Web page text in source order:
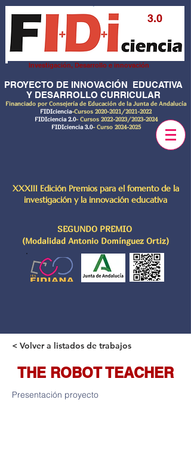
3.0
Investigación, Desarrollo e innovación
PROYECTO DE INNOVACIÓN EDUCATIVA
Y DESARROLLO CURRICULAR
Financiado por Consejería de Educación de la Junta de Andalucía
FIDIciencia-Cursos 2020-2021 /2021-2022
FIDIciencia 2.0- Cursos 2022-2023/2023-2024
FIDIciencia 3.0- Curso 2024-2025
XXXIII Edición Premios para el fomento de la
investigación y la innovación educativa
SEGUNDO PREMIO
(Modalidad Antonio Domínguez Ortiz)
< Volver a listados de trabajos
THE ROBOT TEACHER
Presentación proyecto